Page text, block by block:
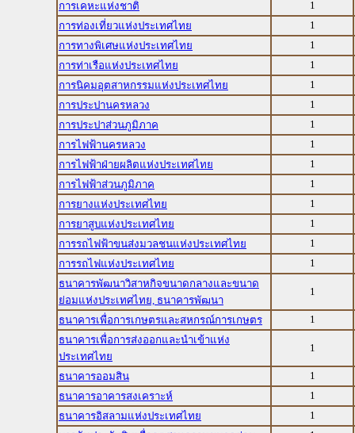
การเคหะแห่งชาติ
1
การท่องเที่ยวแห่งประเทศไทย
1
การทางพิเศษแห่งประเทศไทย
1
การท่าเรือแห่งประเทศไทย
1
การนิคมอุตสาหกรรมแห่งประเทศไทย
1
การประปานครหลวง
1
การประปาส่วนภูมิภาค
1
การไฟฟ้านครหลวง
1
การไฟฟ้าฝ่ายผลิตแห่งประเทศไทย
1
การไฟฟ้าส่วนภูมิภาค
1
การยางแห่งประเทศไทย
1
การยาสูบแห่งประเทศไทย
1
การรถไฟฟ้าขนส่งมวลชนแห่งประเทศไทย
1
การรถไฟแห่งประเทศไทย
1
ธนาคารพัฒนาวิสาหกิจขนาดกลางและขนาด
ย่อมแห่งประเทศไทย, ธนาคารพัฒนา
1
ธนาคารเพื่อการเกษตรและสหกรณ์การเกษตร
1
ธนาคารเพื่อการส่งออกและนำเข้าแห่ง
ประเทศไทย
1
ธนาคารออมสิน
1
ธนาคารอาคารสงเคราะห์
1
ธนาคารอิสลามแห่งประเทศไทย
1